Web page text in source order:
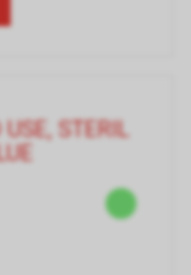
STERIL